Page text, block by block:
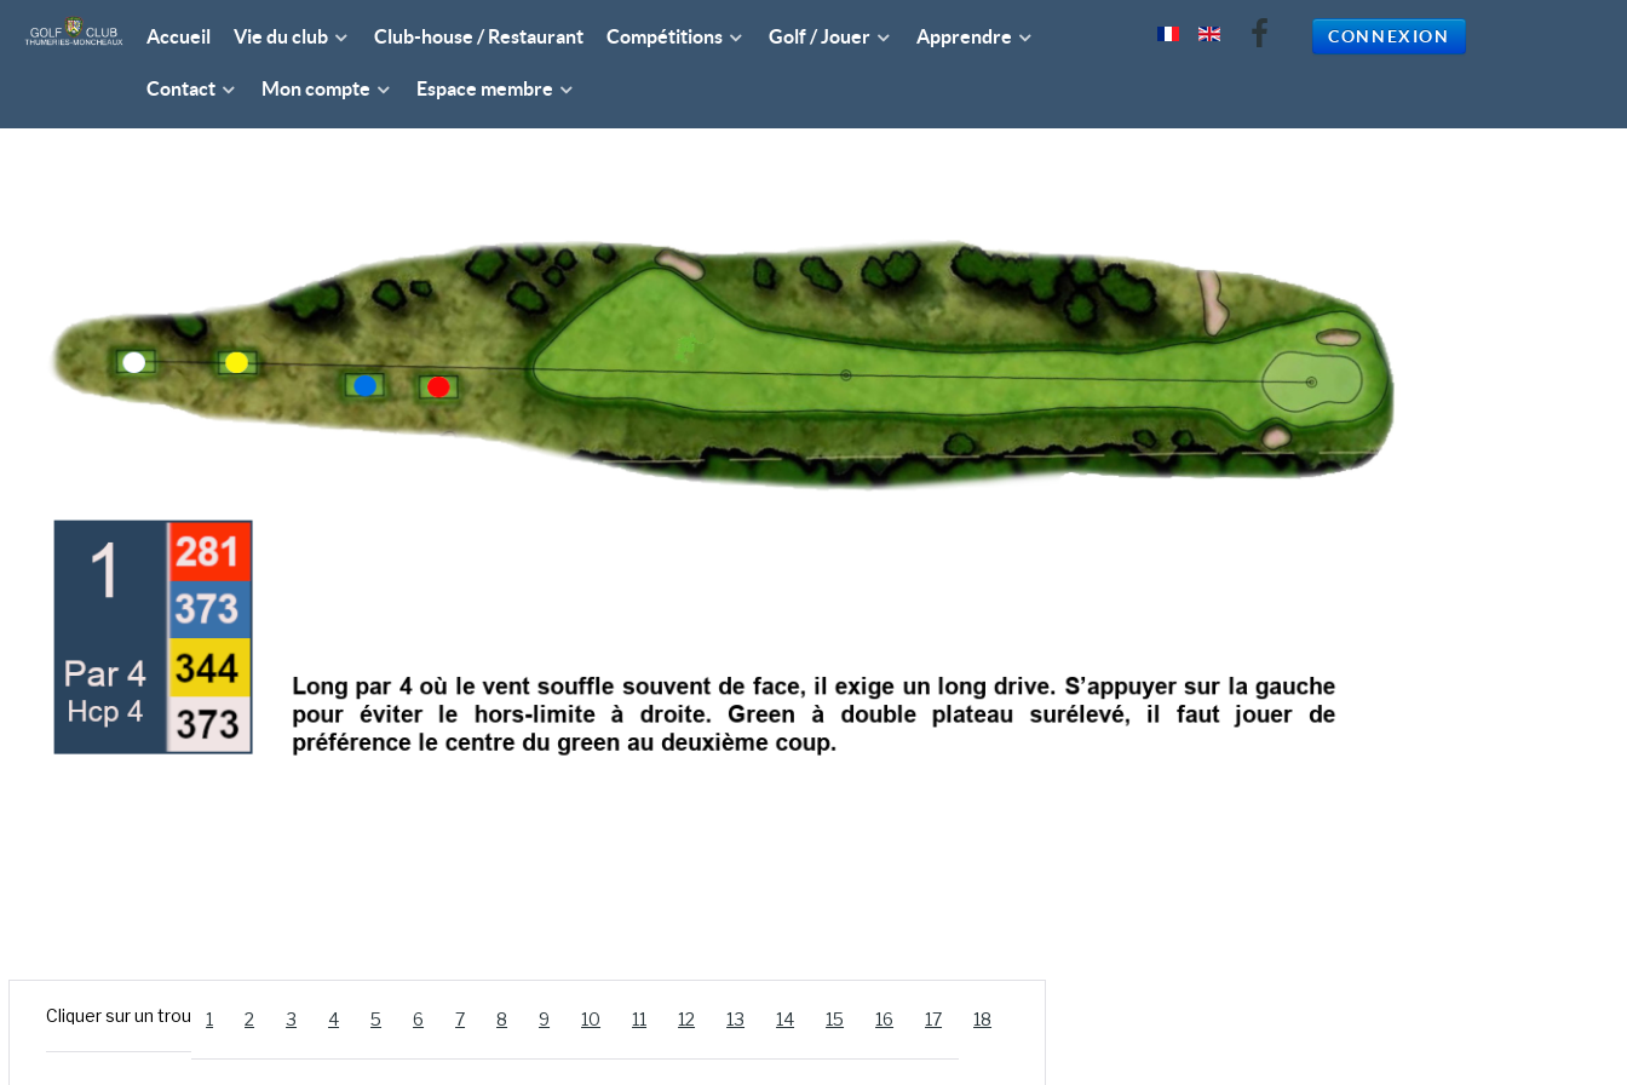
Accueil Vie du club Club-house / Restaurant Compétitions Golf / Jouer Apprendre
Contact Mon compte Espace membre
CONNEXION
Cliquer sur un trou 1 2 3 4 5 6 7 8 9 10 11 12 13 14 15 16 17 18